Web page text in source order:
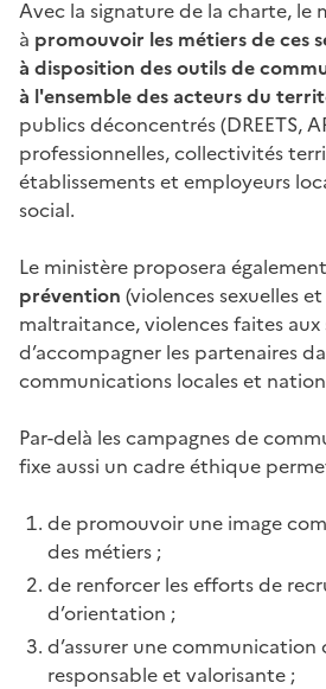
Avec la signature de la charte, le
à promouvoir les métiers de ces
à disposition des outils de
à l'ensemble des acteurs du
publics déconcentrés (DREETS,
professionnelles, collectivités
établissements et employeurs
social.
Le ministère proposera
prévention (violences sexuelles
maltraitance, violences faites
d’accompagner les partenaires
communications locales et
Par-delà les campagnes de
fixe aussi un cadre éthique
de promouvoir une image
des métiers ;
de renforcer les efforts de
d’orientation ;
d’assurer une communication
responsable et valorisante ;